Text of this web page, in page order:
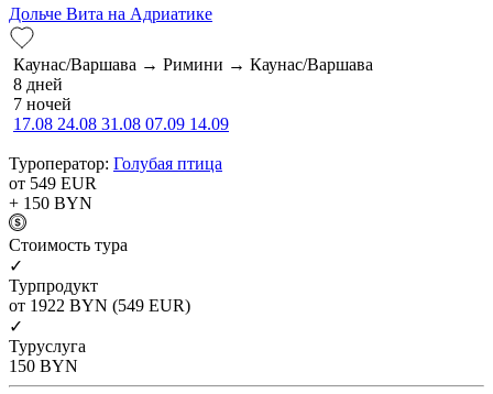
Дольче Вита на Адриатике
Каунас/Варшава → Римини → Каунас/Варшава
8 дней
7 ночей
17.08 24.08 31.08 07.09 14.09
Туроператор: Голубая птица
от 549 EUR
+ 150 BYN
Cтоимость тура
✓
Турпродукт
от 1922 BYN (549 EUR)
✓
Туруслуга
150 BYN